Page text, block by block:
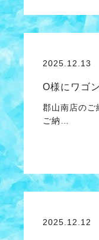
2025.12.13
O様にワゴ
郡山南店のご
ご納…
2025.12.12